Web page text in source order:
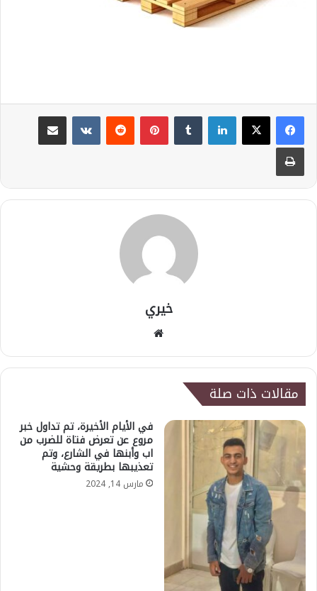
لينكدإن بينتيريست
مشاركة عبر البريد
طباعة
خيري
مقالات ذات صلة
في الأيام الأخيرة، تم تداول خبر
مروع عن تعرض فتاة للضرب من
اب وأبنها في الشارع، وتم
تعذيبها بطريقة وحشية
مارس 14, 2024